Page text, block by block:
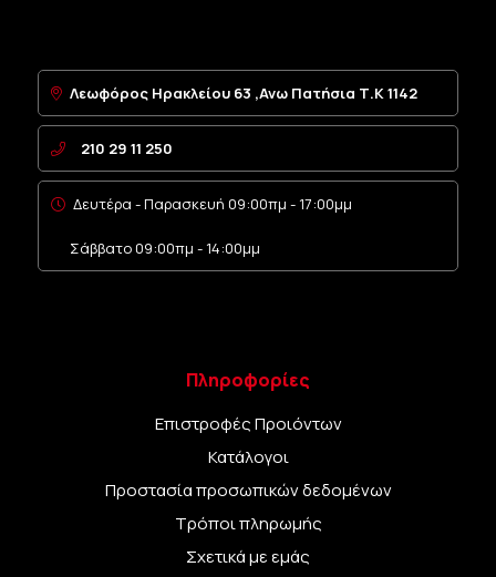
Λεωφόρος Ηρακλείου 63 ,Ανω Πατήσια Τ.Κ 1142
210 29 11 250
Δευτέρα - Παρασκευή 09:00πμ - 17:00μμ
Σάββατο 09:00πμ - 14:00μμ
Πληροφορίες
Επιστροφές Προιόντων
Κατάλογοι
Προστασία προσωπικών δεδομένων
Τρόποι πληρωμής
Σχετικά με εμάς